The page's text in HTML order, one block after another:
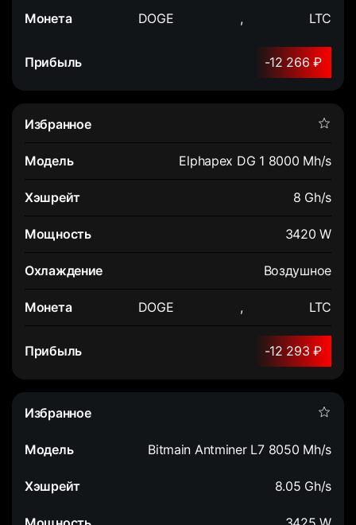
DOGE , LTC
-12 266 ₽
Elphapex DG 1 8000 Mh/s
8 Gh/s
3420 W
Воздушное
DOGE , LTC
-12 293 ₽
Bitmain Antminer L7 8050 Mh/s
8.05 Gh/s